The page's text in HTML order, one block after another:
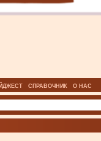
СПРАВОЧНИК О НАС